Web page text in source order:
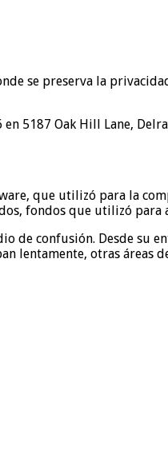
se preserva la
5187 Oak Hill Lane,
que utilizó para la
fondos que utilizó para
de confusión. Desde su
lentamente, otras áreas